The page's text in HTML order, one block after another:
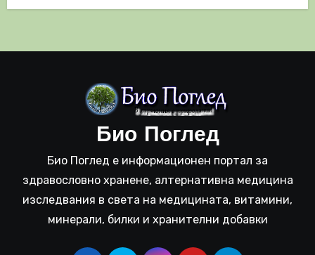
Био Поглед
Био Поглед е информационен портал за
здравословно хранене, алтернативна медицина
изследвания в света на медицината, витамини,
минерали, билки и хранителни добавки